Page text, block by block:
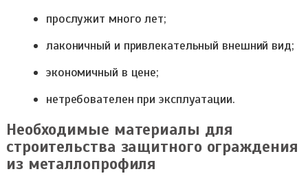
прослужит много лет;
лаконичный и привлекательный внешний вид;
экономичный в цене;
нетребователен при эксплуатации.
Необходимые материалы для
строительства защитного ограждения
из металлопрофиля